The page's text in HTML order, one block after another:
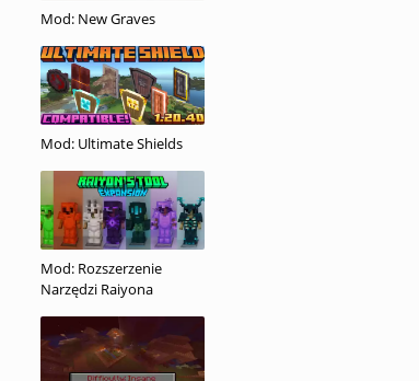
Mod: New Graves
Mod: Ultimate Shields
Mod: Rozszerzenie
Narzędzi Raiyona